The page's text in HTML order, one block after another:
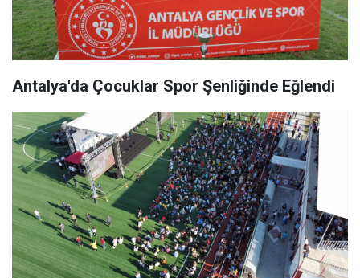
Antalya'da Çocuklar Spor Şenliğinde Eğlendi